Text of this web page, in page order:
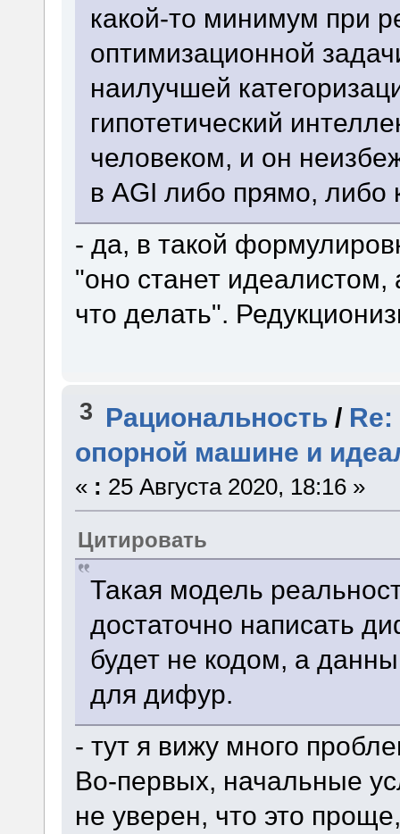
какой-то минимум при
оптимизационной
наилучшей
гипотетический
человеком, и он
в AGI либо прямо, либо
- да, в такой
"оно станет
что делать".
3 Рациональность /
опорной машине и
« : 25 Августа 2020, 18:16 »
Цитировать
Такая модель
достаточно написать
будет не кодом, а
для дифур.
- тут я вижу много
Во-первых, начальные
не уверен, что это